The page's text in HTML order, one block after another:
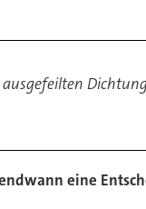
eine